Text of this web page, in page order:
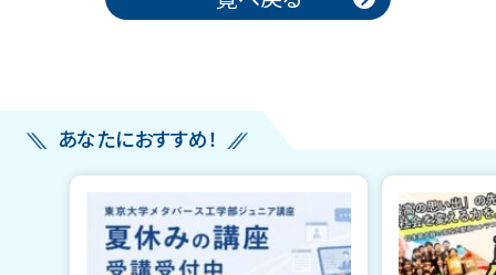
あなたにおすすめ！